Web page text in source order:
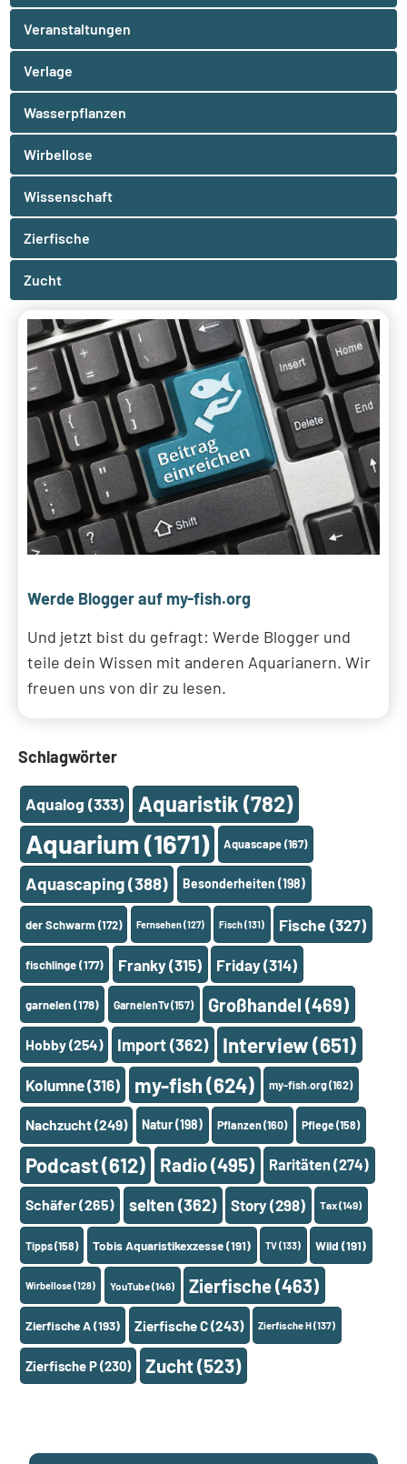
Veranstaltungen
Verlage
Wasserpflanzen
Wirbellose
Wissenschaft
Zierfische
Zucht
Werde Blogger auf my-fish.org
Und jetzt bist du gefragt: Werde Blogger und
teile dein Wissen mit anderen Aquarianern. Wir
freuen uns von dir zu lesen.
Schlagwörter
Aqualog (333) Aquaristik (782)
Aquarium (1671) Aquascape(167)
Aquascaping(388) Besonderheiten (198)
der Schwarm(172) Fernsehen(127) Fisch(131) Fische (327)
fischlinge(177) Franky(315) Friday(314)
garnelen(178) GarnelenTv(157) Großhandel (469)
Hobby(254) Import(362) Interview(651)
Kolumne(316) my-fish(624) my-fish.org(162)
Nachzucht(249) Natur(198) Pflanzen(160) Pflege(158)
Podcast(612) Radio(495) Raritäten (274)
Schäfer(265) selten (362) Story (298) Tax(149)
Tipps(158) Tobis Aquaristikexzesse(191) TV(133) Wild (191)
Wirbellose(128) YouTube(146) Zierfische(463)
Zierfische A(193) Zierfische C(243) Zierfische H(137)
Zierfische P(230) Zucht(523)